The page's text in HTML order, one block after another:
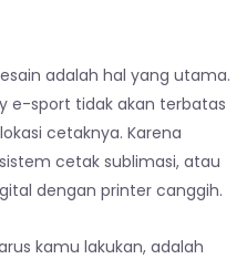
adalah hal yang utama.
e-sport tidak akan terbatas
cetaknya. Karena
cetak sublimasi, atau
dengan printer canggih.
kamu lakukan, adalah